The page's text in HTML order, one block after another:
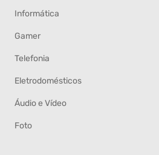
Informática
Gamer
Telefonia
Eletrodomésticos
Áudio e Vídeo
Foto